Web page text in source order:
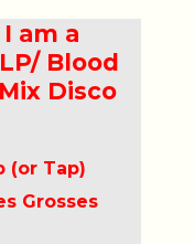
am a
Blood
Disco
(or Tap)
Grosses